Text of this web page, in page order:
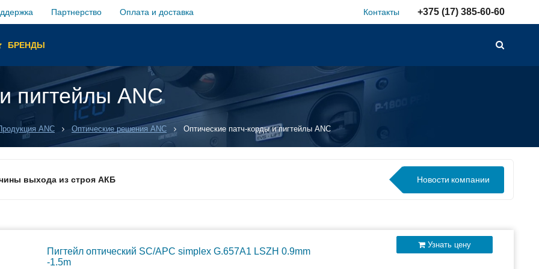
Партнерство Оплата и доставка Контакты +375 (17) 385-60-60
БРЕНДЫ
пигтейлы ANC
ANC Оптические решения ANC Оптические патч-корды и пигтейлы ANC
выхода из строя АКБ
временем автономной работы в зависимости от подключаемых внешних АКБ
Новости компании
Пигтейл оптический SC/APC simplex G.657A1 LSZH 0.9mm
-1.5m
Узнать цену